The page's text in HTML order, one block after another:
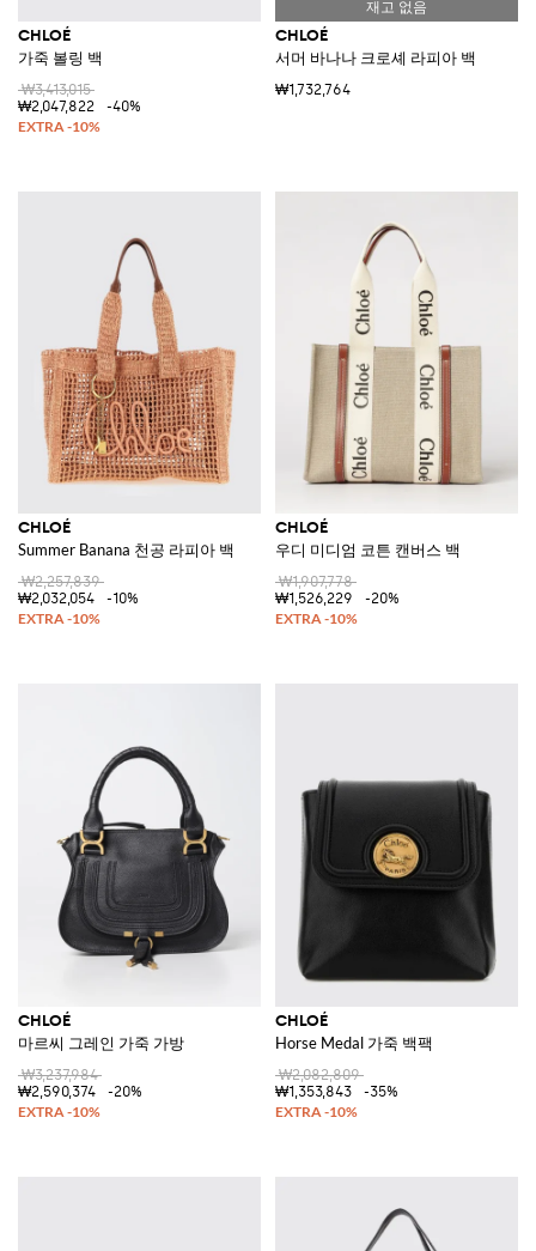
CHLOÉ
가죽 볼링 백
₩3,413,015
₩2,047,822
-40%
CHLOÉ
서머 바나나 크로셰 라피아 백
₩1,732,764
CHLOÉ
Summer Banana 천공 라피아 백
₩2,257,839
₩2,032,054
-10%
CHLOÉ
우디 미디엄 코튼 캔버스 백
₩1,907,778
₩1,526,229
-20%
CHLOÉ
마르씨 그레인 가죽 가방
₩3,237,984
₩2,590,374
-20%
CHLOÉ
Horse Medal 가죽 백팩
₩2,082,809
₩1,353,843
-35%